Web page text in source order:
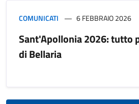
COMUNICATI 6 FEBBRAIO 2026
Sant'Apollonia 2026: tutto
di Bellaria